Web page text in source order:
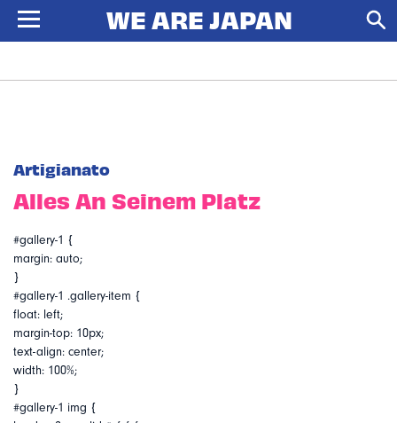
Artigianato
Alles An Seinem Platz
#gallery-1 {
margin: auto;
}
#gallery-1 .gallery-item {
float: left;
margin-top: 10px;
text-align: center;
width: 100%;
}
#gallery-1 img {